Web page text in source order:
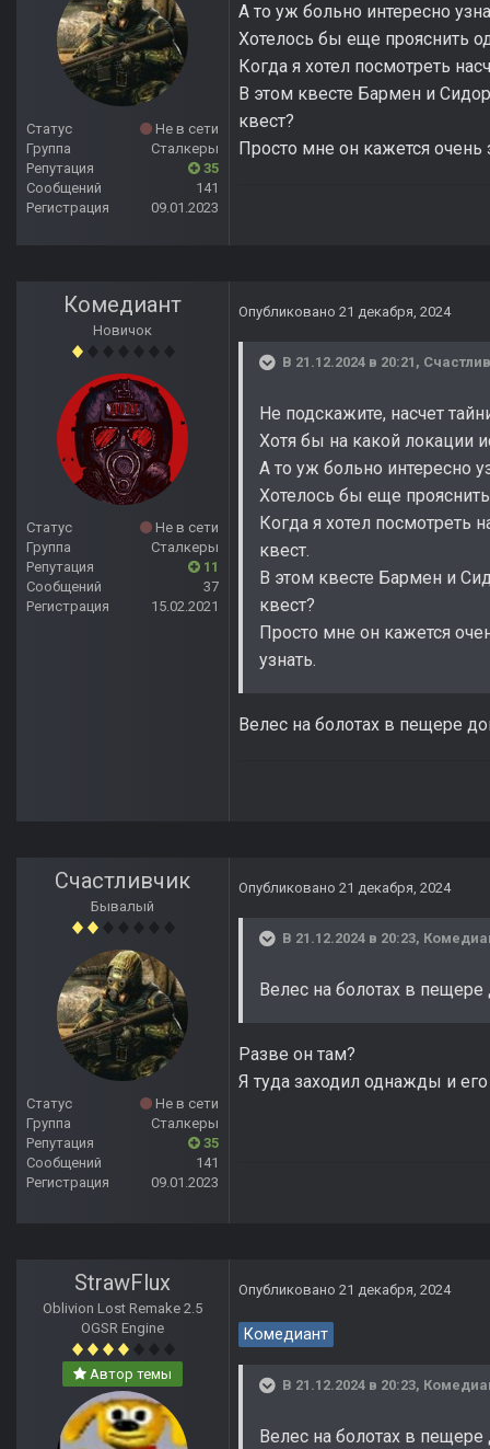
Статус
Не в сети
Группа
Сталкеры
Репутация
35
Сообщений
141
Регистрация
09.01.2023
А то уж больно интересно
Хотелось бы еще прояснить
Когда я хотел посмотреть
В этом квесте Бармен и
квест?
Просто мне он кажется
Комедиант
Новичок
Статус
Не в сети
Группа
Сталкеры
Репутация
11
Сообщений
37
Регистрация
15.02.2021
Опубликовано 21 декабря, 2024
В 21.12.2024 в 20:21,
Не подскажите, насчет
Хотя бы на какой локации
А то уж больно интересно
Хотелось бы еще
Когда я хотел посмотреть
квест.
В этом квесте Бармен и
квест?
Просто мне он кажется
узнать.
Велес на болотах в пещере
Счастливчик
Бывалый
Статус
Не в сети
Группа
Сталкеры
Репутация
35
Сообщений
141
Регистрация
09.01.2023
Опубликовано 21 декабря, 2024
В 21.12.2024 в 20:23,
Велес на болотах в
Разве он там?
Я туда заходил однажды и
StrawFlux
Oblivion Lost Remake 2.5
OGSR Engine
Автор темы
Опубликовано 21 декабря, 2024
Комедиант
В 21.12.2024 в 20:23,
Велес на болотах в